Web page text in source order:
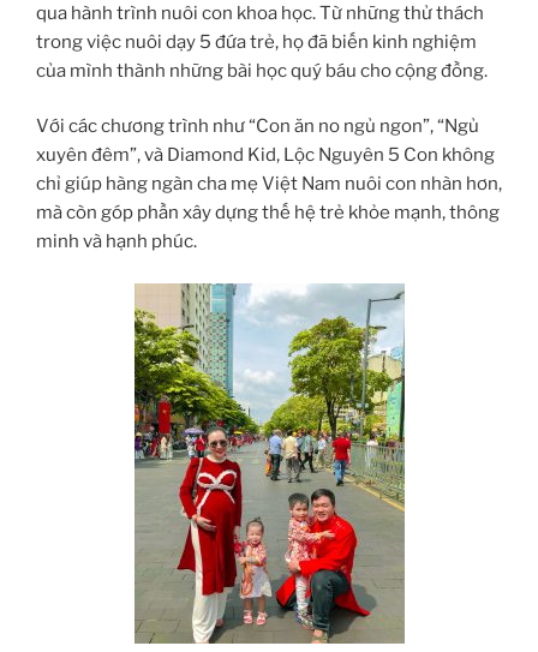
qua hành trình nuôi con khoa học. Từ những thử thách
trong việc nuôi dạy 5 đứa trẻ, họ đã biến kinh nghiệm
của mình thành những bài học quý báu cho cộng đồng.
Với các chương trình như “Con ăn no ngủ ngon”, “Ngủ
xuyên đêm”, và Diamond Kid, Lộc Nguyên 5 Con không
chỉ giúp hàng ngàn cha mẹ Việt Nam nuôi con nhàn hơn,
mà còn góp phần xây dựng thế hệ trẻ khỏe mạnh, thông
minh và hạnh phúc.